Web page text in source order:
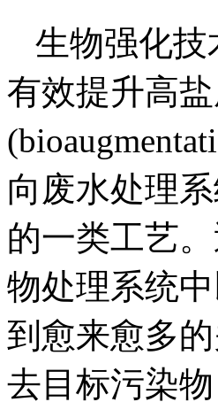
生物强化
有效提升高
向废水处理
的一类工艺
物处理系统
到愈来愈多
去目标污染